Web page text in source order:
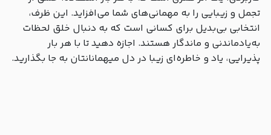
تجمل و زیبایی را به مهمانی‌های شما می‌افزاید. این ظرف،
انتخابی بی‌بدیل برای کسانی است که به دنبال خلق لحظات
به‌یادماندنی و ماندگار هستند. اجازه دهید تا با هر بار
پذیرایی، یاد و خاطره‌ای زیبا در دل میهمانانتان به جا بگذارید.